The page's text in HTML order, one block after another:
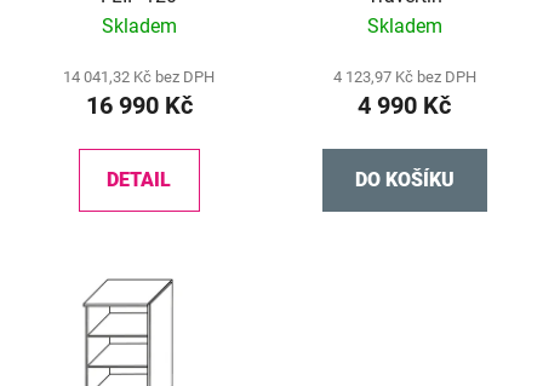
Skladem
14 041,32 Kč bez DPH
16 990 Kč
DETAIL
Skladem
4 123,97 Kč bez DPH
4 990 Kč
DO KOŠÍKU